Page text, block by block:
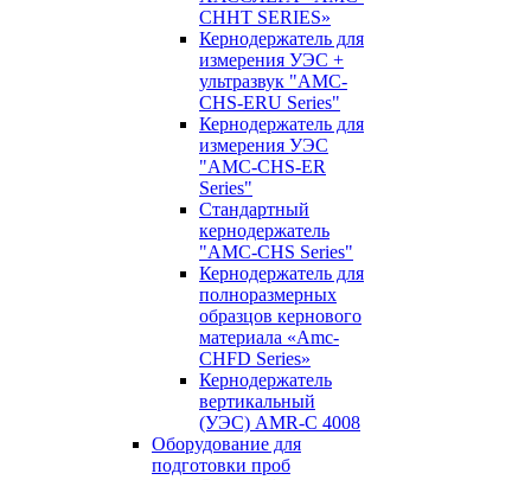
CHHT SERIES»
Кернодержатель для
измерения УЭС +
ультразвук "AMC-
CHS-ERU Series"
Кернодержатель для
измерения УЭС
"AMC-CHS-ER
Series"
Стандартный
кернодержатель
"AMC-CHS Series"
Кернодержатель для
полноразмерных
образцов кернового
материала «Amc-
CHFD Series»
Кернодержатель
вертикальный
(УЭС) AMR-C 4008
Оборудование для
подготовки проб